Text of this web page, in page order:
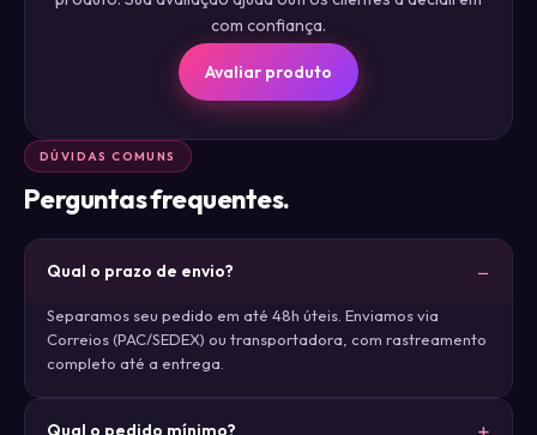
com confiança.
Avaliar produto
DÚVIDAS COMUNS
Perguntas frequentes.
Qual o prazo de envio?
Separamos seu pedido em até 48h úteis. Enviamos via
Correios (PAC/SEDEX) ou transportadora, com rastreamento
completo até a entrega.
Qual o pedido mínimo?